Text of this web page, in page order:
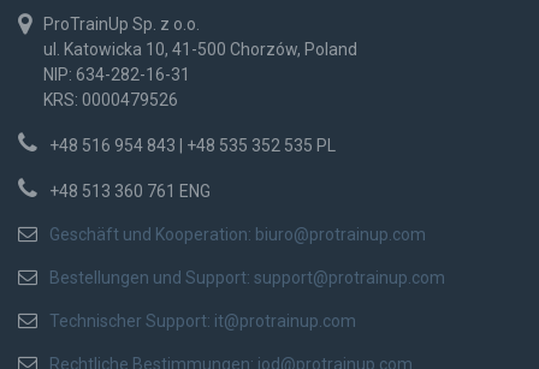
ProTrainUp Sp. z o.o.
ul. Katowicka 10, 41-500 Chorzów, Poland
NIP: 634-282-16-31
KRS: 0000479526
+48 516 954 843 | +48 535 352 535 PL
+48 513 360 761 ENG
Geschäft und Kooperation: biuro@protrainup.com
Bestellungen und Support: support@protrainup.com
Technischer Support: it@protrainup.com
Rechtliche Bestimmungen: iod@protrainup.com